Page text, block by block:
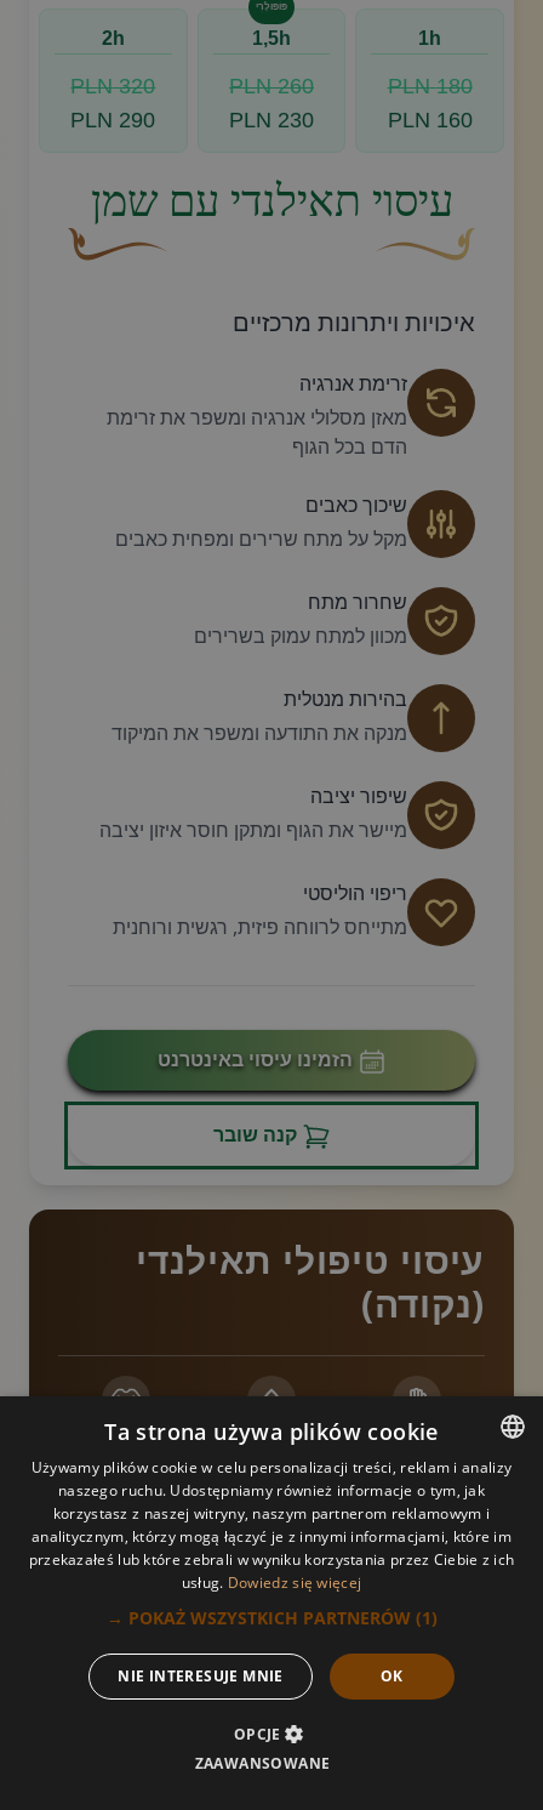
1h
180 PLN
160 PLN
פּוֹפּוּלָרִי
1,5h
260 PLN
230 PLN
2h
320 PLN
290 PLN
עיסוי תאילנדי עם שמן
איכויות ויתרונות מרכזיים
זרימת אנרגיה
מאזן מסלולי אנרגיה ומשפר את זרימת
הדם בכל הגוף
שיכוך כאבים
מקל על מתח שרירים ומפחית כאבים
שחרור מתח
מכוון למתח עמוק בשרירים
בהירות מנטלית
מנקה את התודעה ומשפר את המיקוד
שיפור יציבה
מיישר את הגוף ומתקן חוסר איזון יציבה
ריפוי הוליסטי
מתייחס לרווחה פיזית, רגשית ורוחנית
הזמינו עיסוי באינטרנט
קנה שובר
עיסוי טיפולי תאילנדי
(נקודה)
חָזָק מזור נמר אָחִיד
מתמקד באזורים ספציפיים של אי נוחות או כאב, תוך שימוש
בלחץ ממוקד וטיפול נקודתי כדי לשחרר חסימות ולקדם
ריפוי. זה אידיאלי לטיפול בכאב כרוני, קשרי שרירים ושיפור
טווח התנועה. עיסוי זה יכול לסייע באופן משמעותי בהחלמה
להזמין
POLISH
POLISH
GERMAN
FRENCH
Ta strona używa plików cookie
Używamy plików cookie w celu personalizacji treści, reklam i analizy
naszego ruchu. Udostępniamy również informacje o tym, jak
korzystasz z naszej witryny, naszym partnerom reklamowym i
analitycznym, którzy mogą łączyć je z innymi informacjami, które im
przekazałeś lub które zebrali w wyniku korzystania przez Ciebie z ich
usług. Dowiedz się więcej
POKAŻ WSZYSTKICH PARTNERÓW (1) →
OK
NIE INTERESUJE MNIE
OPCJE
ZAAWANSOWANE